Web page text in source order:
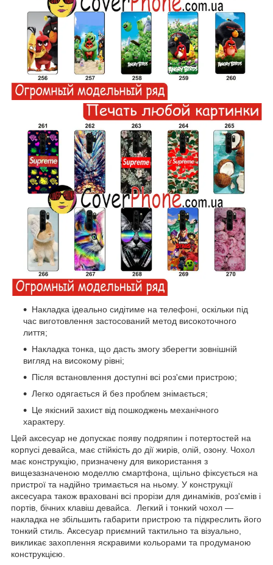
Накладка ідеально сидітиме на телефоні, оскільки під
час виготовлення застосований метод високоточного
лиття;
Накладка тонка, що дасть змогу зберегти зовнішній
вигляд на високому рівні;
Після встановлення доступні всі роз'єми пристрою;
Легко одягається й без проблем знімається;
Це якісний захист від пошкоджень механічного
характеру.
Цей аксесуар не допускає появу подряпин і потертостей на
корпусі девайса, має стійкість до дії жирів, олій, озону. Чохол
має конструкцію, призначену для використання з
вищезазначеною моделлю смартфона, щільно фіксується на
пристрої та надійно тримається на ньому. У конструкції
аксесуара також враховані всі прорізи для динаміків, роз'ємів і
портів, бічних клавіш девайса. Легкий і тонкий чохол —
накладка не збільшить габарити пристрою та підкреслить його
тонкий стиль. Аксесуар приємний тактильно та візуально,
викликає захоплення яскравими кольорами та продуманою
конструкцією.